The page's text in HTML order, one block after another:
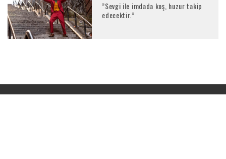
”Sevgi ile imdada koş, huzur takip
edecektir.”